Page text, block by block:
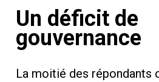
Un déficit de
gouvernance
La moitié des répondants